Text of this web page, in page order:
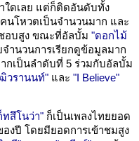
ใดเลย แต่ก็ติดอันดับทั้ง
โหวตเป็นจำนวนมาก และ
อบสูง ขณะที่อัลบั้ม "ดอกไม้
จำนวนการเรียกดูข้อมูลมาก
กเป็นลำดับที่ 5 ร่วมกับอัลบั้ม
วรานนท์" และ "I Believe"
ทสึโนว่า" ก็เป็นเพลงไทยยอด
งปี โดยมียอดการเข้าชมสูง